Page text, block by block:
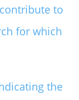
to
for which
the